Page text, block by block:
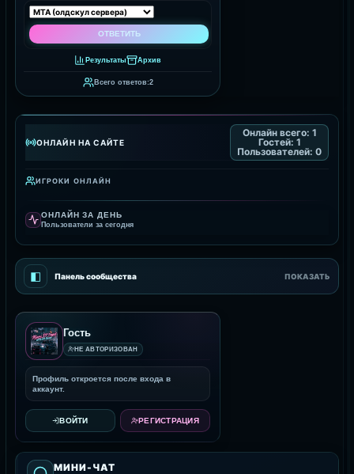
Результаты Архив
Всего ответов:2
ОНЛАЙН НА САЙТЕ
Онлайн всего: 1
Гостей: 1
Пользователей: 0
ИГРОКИ ОНЛАЙН
ОНЛАЙН ЗА ДЕНЬ
Пользователи за сегодня
◧ Панель сообщества ПОКАЗАТЬ
Гость
НЕ АВТОРИЗОВАН
Профиль откроется после входа в
аккаунт.
ВОЙТИ РЕГИСТРАЦИЯ
МИНИ-ЧАТ